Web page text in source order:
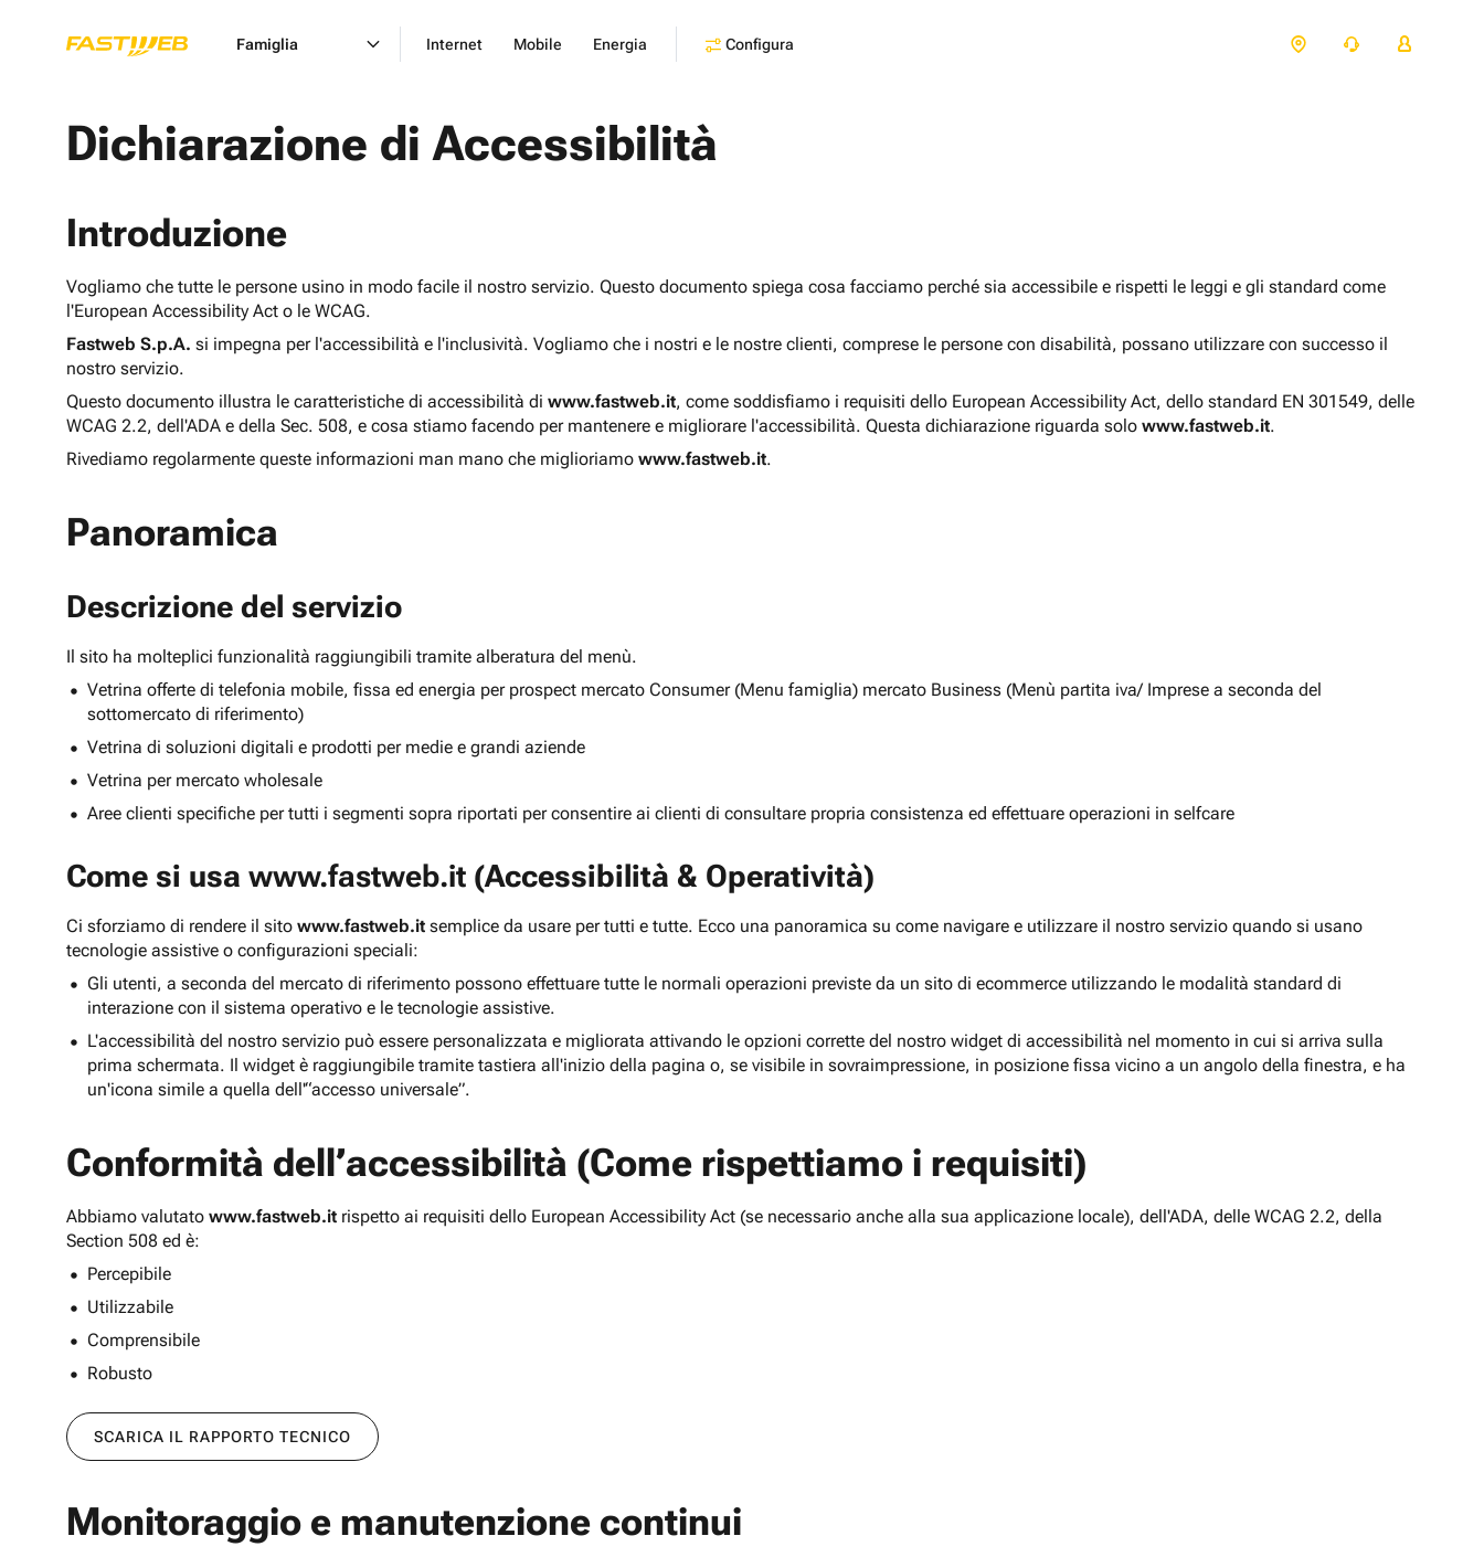
Famiglia Internet Mobile Energia Configura
Dichiarazione di Accessibilità
Introduzione
Vogliamo che tutte le persone usino in modo facile il nostro servizio. Questo documento spiega cosa facciamo perché sia accessibile e rispetti le leggi e gli standard come
l'European Accessibility Act o le WCAG.
Fastweb S.p.A. si impegna per l'accessibilità e l'inclusività. Vogliamo che i nostri e le nostre clienti, comprese le persone con disabilità, possano utilizzare con successo il
nostro servizio.
Questo documento illustra le caratteristiche di accessibilità di www.fastweb.it, come soddisfiamo i requisiti dello European Accessibility Act, dello standard EN 301549, delle
WCAG 2.2, dell'ADA e della Sec. 508, e cosa stiamo facendo per mantenere e migliorare l'accessibilità. Questa dichiarazione riguarda solo www.fastweb.it.
Rivediamo regolarmente queste informazioni man mano che miglioriamo www.fastweb.it.
Panoramica
Descrizione del servizio
Il sito ha molteplici funzionalità raggiungibili tramite alberatura del menù.
Vetrina offerte di telefonia mobile, fissa ed energia per prospect mercato Consumer (Menu famiglia) mercato Business (Menù partita iva/ Imprese a seconda del
sottomercato di riferimento)
Vetrina di soluzioni digitali e prodotti per medie e grandi aziende
Vetrina per mercato wholesale
Aree clienti specifiche per tutti i segmenti sopra riportati per consentire ai clienti di consultare propria consistenza ed effettuare operazioni in selfcare
Come si usa www.fastweb.it (Accessibilità & Operatività)
Ci sforziamo di rendere il sito www.fastweb.it semplice da usare per tutti e tutte. Ecco una panoramica su come navigare e utilizzare il nostro servizio quando si usano
tecnologie assistive o configurazioni speciali:
Gli utenti, a seconda del mercato di riferimento possono effettuare tutte le normali operazioni previste da un sito di ecommerce utilizzando le modalità standard di
interazione con il sistema operativo e le tecnologie assistive.
L'accessibilità del nostro servizio può essere personalizzata e migliorata attivando le opzioni corrette del nostro widget di accessibilità nel momento in cui si arriva sulla
prima schermata. Il widget è raggiungibile tramite tastiera all'inizio della pagina o, se visibile in sovraimpressione, in posizione fissa vicino a un angolo della finestra, e ha
un'icona simile a quella dell'“accesso universale”.
Conformità dell’accessibilità (Come rispettiamo i requisiti)
Abbiamo valutato www.fastweb.it rispetto ai requisiti dello European Accessibility Act (se necessario anche alla sua applicazione locale), dell'ADA, delle WCAG 2.2, della
Section 508 ed è:
Percepibile
Utilizzabile
Comprensibile
Robusto
SCARICA IL RAPPORTO TECNICO
Monitoraggio e manutenzione continui